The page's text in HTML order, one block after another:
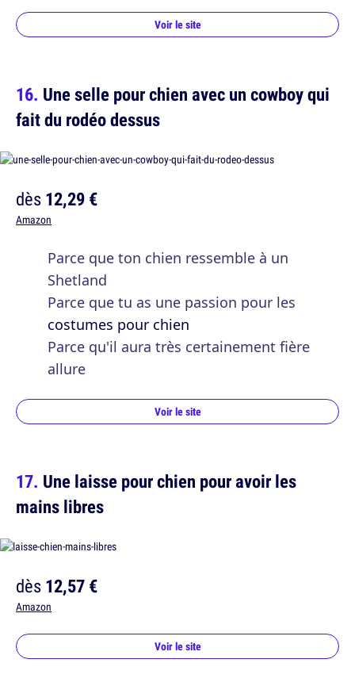
Voir le site
Une selle pour chien avec un cowboy qui
fait du rodéo dessus
dès12,29 €
Amazon
Parce que ton chien ressemble à un
Shetland
Parce que tu as une passion pour les
costumes pour chien
Parce qu'il aura très certainement fière
allure
Voir le site
Une laisse pour chien pour avoir les
mains libres
dès12,57 €
Amazon
Voir le site